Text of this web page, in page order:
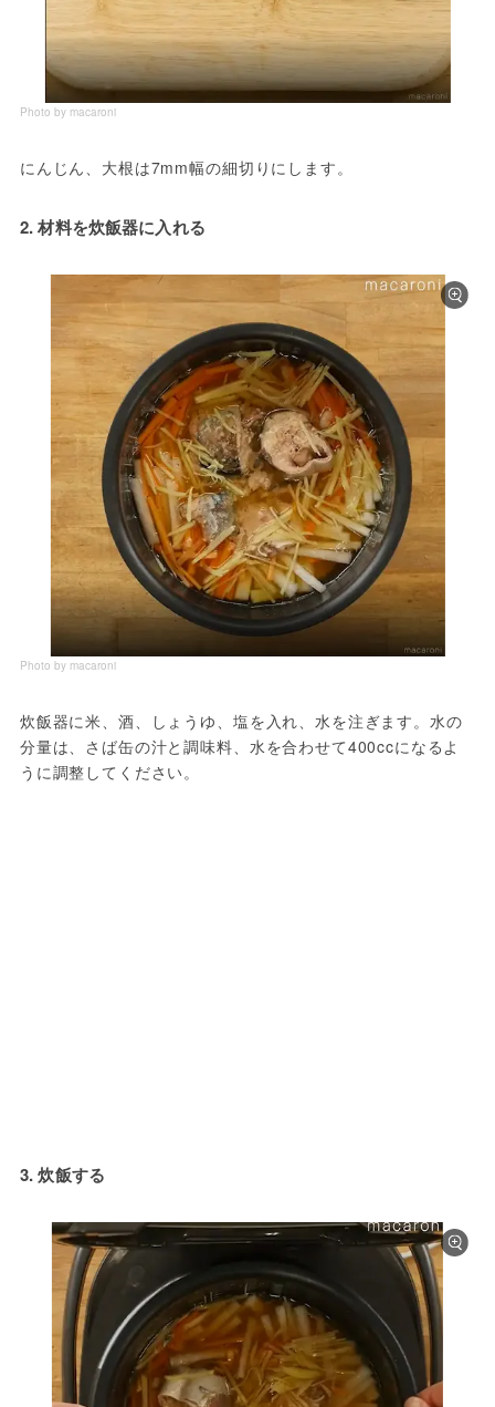
Photo by macaroni
にんじん、大根は7mm幅の細切りにします。
2. 材料を炊飯器に入れる
Photo by macaroni
炊飯器に米、酒、しょうゆ、塩を入れ、水を注ぎます。水の
分量は、さば缶の汁と調味料、水を合わせて400ccになるよ
うに調整してください。
3. 炊飯する